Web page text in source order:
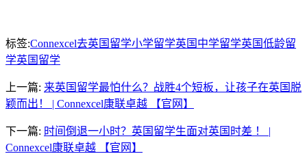
标签:Connexcel去英国留学小学留学英国中学留学英国低龄留
学英国留学
上一篇: 来英国留学最怕什么？战胜4个短板，让孩子在英国脱
颖而出！ | Connexcel康联卓越 【官网】
下一篇: 时间倒退一小时？英国留学生面对英国时差 ！ |
Connexcel康联卓越 【官网】